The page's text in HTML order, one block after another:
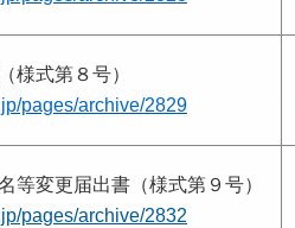
様式第８号）
pages/archive/2829
等変更届出書（様式第９号）
pages/archive/2832